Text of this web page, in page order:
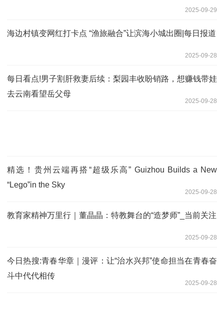
2025-09-29
海边村镇变网红打卡点 “渔旅融合”让滨海小城出圈|每日报道
2025-09-28
每日看点!男子割肝救妻后续：梨园丰收盼销路，想赚钱带娃
去云南看望岳父母
2025-09-28
精选！贵州云端再搭“超级乐高” Guizhou Builds a New
“Lego”in the Sky
2025-09-28
教育家精神万里行｜董晶晶：特教舞台的“造梦师”_当前关注
2025-09-28
今日热搜:青春华章｜漫评：让“治水兴邦”使命担当在青春奋
斗中代代相传
2025-09-28